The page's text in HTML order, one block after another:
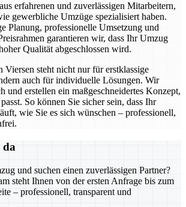
erfahrenen und zuverlässigen Mitarbeitern,
gewerbliche Umzüge spezialisiert haben.
Planung, professionelle Umsetzung und
garantieren wir, dass Ihr Umzug
Qualität abgeschlossen wird.
Viersen steht nicht nur für erstklassige
auch für individuelle Lösungen. Wir
und erstellen ein maßgeschneidertes Konzept,
So können Sie sicher sein, dass Ihr
wie Sie es sich wünschen – professionell,
da
und suchen einen zuverlässigen Partner?
steht Ihnen von der ersten Anfrage bis zum
– professionell, transparent und